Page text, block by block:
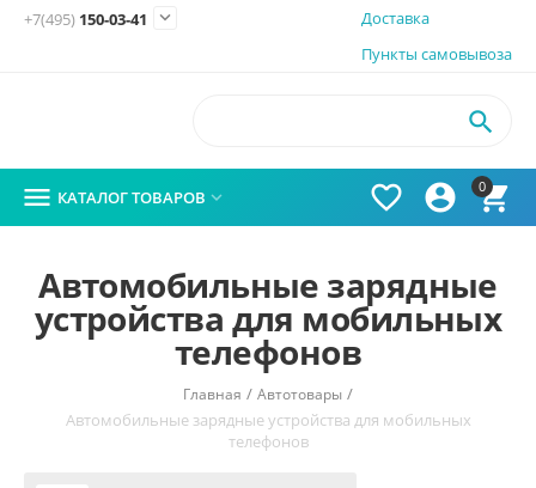
Доставка
Пункты самовывоза
+7(495) 150-03-41 
0




 КАТАЛОГ ТОВАРОВ 
Автомобильные зарядные
устройства для мобильных
телефонов
Главная / Автотовары /
Автомобильные зарядные устройства для мобильных
телефонов